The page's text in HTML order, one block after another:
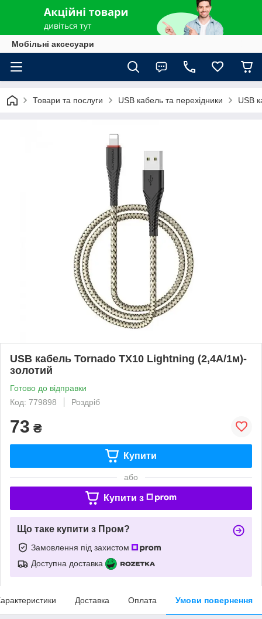
Мобільні аксесуари
Товари та послуги USB кабель та перехідники USB
USB кабель Tornado TX10 Lightning (2,4A/1м)-
золотий
Готово до відправки
Код: 779898
Роздріб
73 ₴
Купити
або
Купити з
Що таке купити з Пром?
Замовлення під захистом
Доступна доставка
Доставка Оплата Умови повернення